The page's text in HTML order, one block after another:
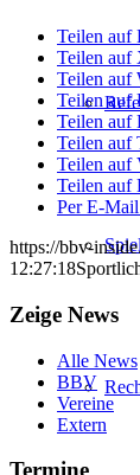
Teilen auf
Teilen auf
Teilen auf
Teilen auf
Teilen auf
Teilen auf
Teilen auf
Teilen auf
Per E-
https://bbv-
12:27:18
Zeige News
Alle News
BBV
Vereine
Extern